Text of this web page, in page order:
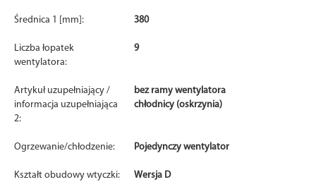
Średnica 1 [mm]: 380
Liczba łopatek
wentylatora:
9
Artykuł uzupełniający /
informacja uzupełniająca
2:
bez ramy wentylatora
chłodnicy (oskrzynia)
Ogrzewanie/chłodzenie: Pojedynczy wentylator
Kształt obudowy wtyczki: Wersja D